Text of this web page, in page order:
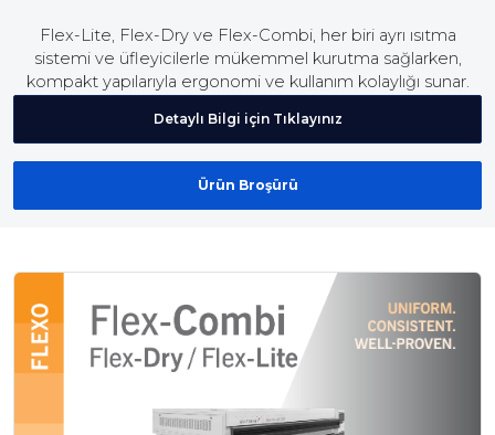
Flex-Lite, Flex-Dry ve Flex-Combi, her biri ayrı ısıtma
sistemi ve üfleyicilerle mükemmel kurutma sağlarken,
kompakt yapılarıyla ergonomi ve kullanım kolaylığı sunar.
Detaylı Bilgi için Tıklayınız
Ürün Broşürü